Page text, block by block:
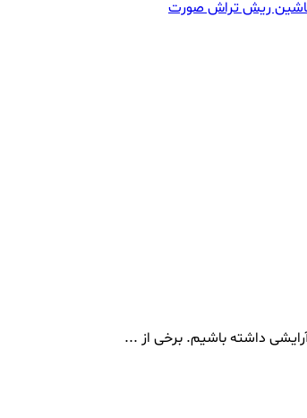
ریش تراش صورت
داشته باشیم. برخی از ...